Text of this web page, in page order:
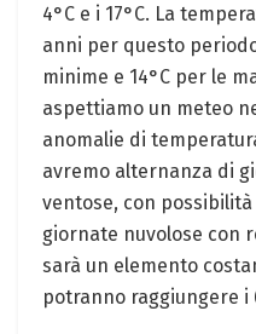
4°C e i 17°C. La
anni per questo
minime e 14°C per ⁢le
aspettiamo un meteo
anomalie di
avremo alternanza⁣ di
ventose, con
giornate nuvolose con
sarà un ​elemento
potranno raggiungere‍ i